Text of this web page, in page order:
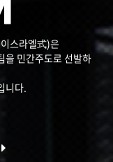
스라엘式)은
을 민간주도로 선발하
니다.